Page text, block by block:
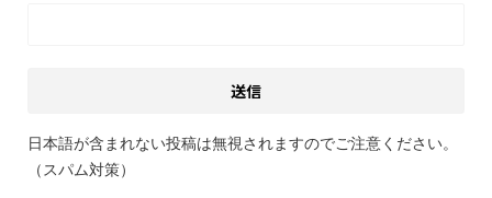
日本語が含まれない投稿は無視されますのでご注意ください。
（スパム対策）